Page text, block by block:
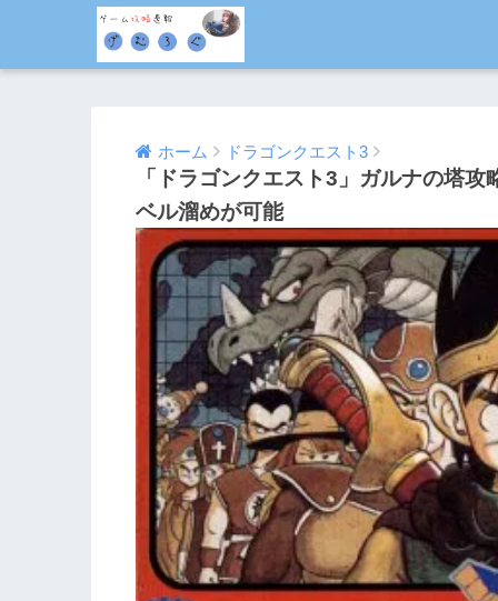
ホーム ドラゴンクエスト3
「ドラゴンクエスト3」ガルナの塔
ベル溜めが可能
2014/10/13 2016/08/04